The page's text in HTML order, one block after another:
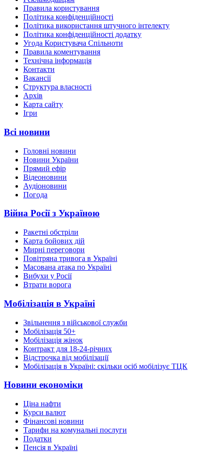
Правила користування
Політика конфіденційності
Політика використання штучного інтелекту
Політика конфіденційності додатку
Угода Користувача Спільноти
Правила коментування
Технічна інформація
Контакти
Вакансії
Структура власності
Архів
Карта сайту
Ігри
Всі новини
Головні новини
Новини України
Прямий ефір
Відеоновини
Аудіоновини
Погода
Війна Росії з Україною
Ракетні обстріли
Карта бойових дій
Мирні переговори
Повітряна тривога в Україні
Масована атака по Україні
Вибухи у Росії
Втрати ворога
Мобілізація в Україні
Звільнення з військової служби
Мобілізація 50+
Мобілізація жінок
Контракт для 18-24-річних
Відстрочка від мобілізації
Мобілізація в Україні: скільки осіб мобілізує ТЦК
Новини економіки
Ціна нафти
Курси валют
Фінансові новини
Тарифи на комунальні послуги
Податки
Пенсія в Україні